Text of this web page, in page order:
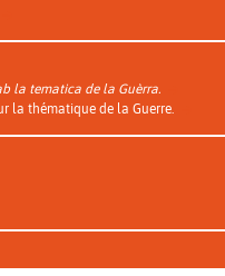
la tematica de la Guèrra.
la thématique de la Guerre.